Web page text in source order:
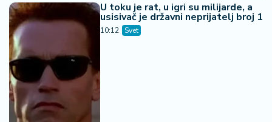
U toku je rat, u igri su milijarde, a
usisivač je državni neprijatelj broj 1
10:12 Svet